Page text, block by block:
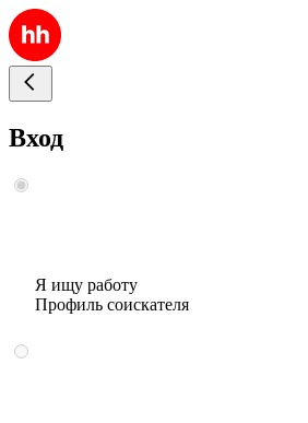
Вход
Я ищу работу
Профиль соискателя